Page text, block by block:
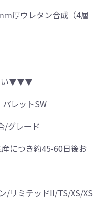
厚ウレタン合成（4層
い▼▼▼
パレットSW
/グレード
につき約45-60日後お
/リミテッドII/TS/XS/XS